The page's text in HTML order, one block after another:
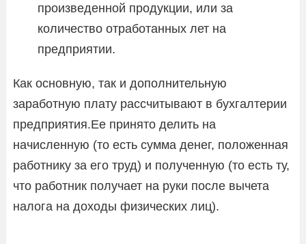
произведенной продукции, или за
количество отработанных лет на
предприятии.
Как основную, так и дополнительную
заработную плату рассчитывают в бухгалтерии
предприятия.Ее принято делить на
начисленную (то есть сумма денег, положенная
работнику за его труд) и полученную (то есть ту,
что работник получает на руки после вычета
налога на доходы физических лиц).